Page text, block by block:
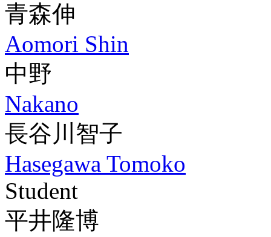
青森伸
Aomori Shin
中野
Nakano
長谷川智子
Hasegawa Tomoko
Student
平井隆博